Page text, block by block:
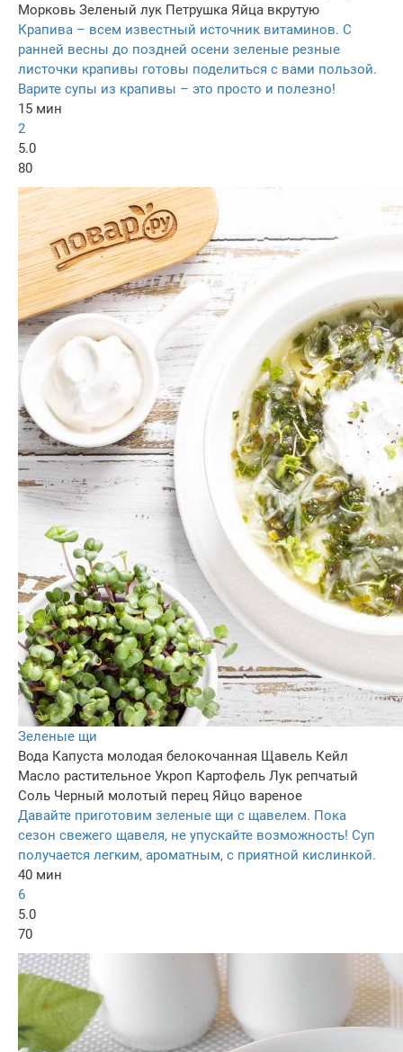
Морковь Зеленый лук Петрушка Яйца вкрутую
Крапива – всем известный источник витаминов. С
ранней весны до поздней осени зеленые резные
листочки крапивы готовы поделиться с вами пользой.
Варите супы из крапивы – это просто и полезно!
15 мин
2
5.0
80
Зеленые щи
Вода Капуста молодая белокочанная Щавель Кейл
Масло растительное Укроп Картофель Лук репчатый
Соль Черный молотый перец Яйцо вареное
Давайте приготовим зеленые щи с щавелем. Пока
сезон свежего щавеля, не упускайте возможность! Суп
получается легким, ароматным, с приятной кислинкой.
40 мин
6
5.0
70